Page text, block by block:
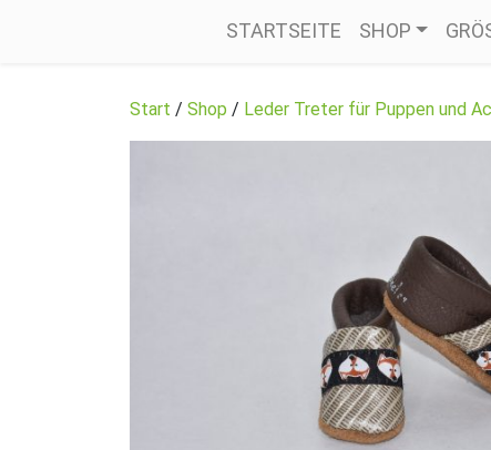
STARTSEITE SHOP
Start / Shop / Leder Treter für Puppen und